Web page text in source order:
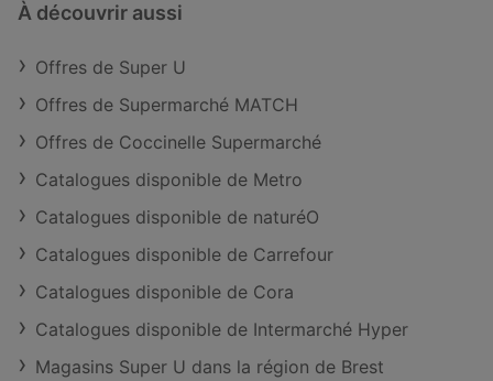
À découvrir aussi
Offres de Super U
Offres de Supermarché MATCH
Offres de Coccinelle Supermarché
Catalogues disponible de Metro
Catalogues disponible de naturéO
Catalogues disponible de Carrefour
Catalogues disponible de Cora
Catalogues disponible de Intermarché Hyper
Magasins Super U dans la région de Brest